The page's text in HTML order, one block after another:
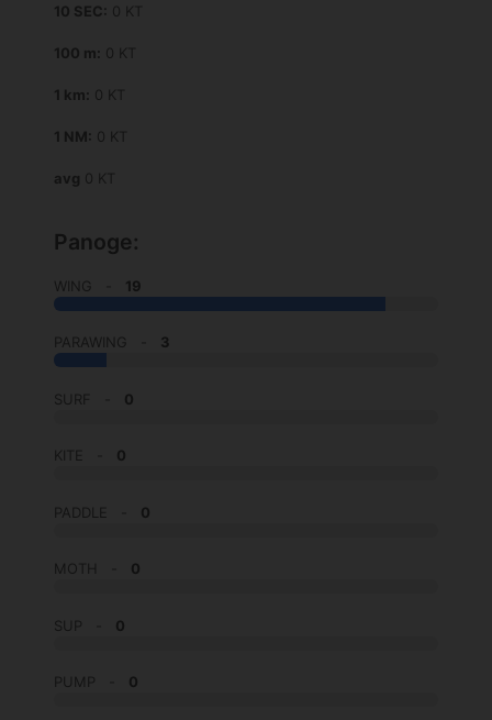
10 SEC: 0 KT
100 m: 0 KT
1 km: 0 KT
1 NM: 0 KT
avg 0 KT
Panoge:
WING - 19
PARAWING - 3
SURF - 0
KITE - 0
PADDLE - 0
MOTH - 0
SUP - 0
PUMP - 0